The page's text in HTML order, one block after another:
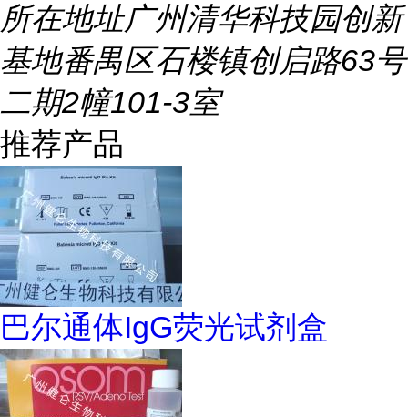
所在地址广州清华科技园创新
基地番禺区石楼镇创启路63号
二期2幢101-3室
推荐产品
巴尔通体IgG荧光试剂盒